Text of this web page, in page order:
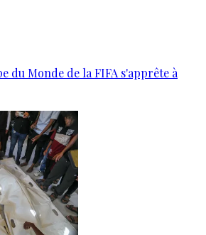
du Monde de la FIFA s'apprête à